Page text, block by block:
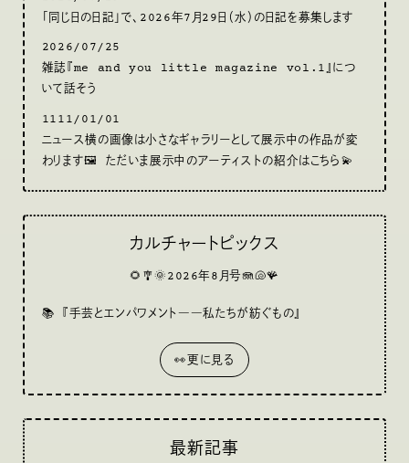
「同じ日の日記」で、2026年7月29日（水）の日記を募集します
2026/07/25
雑誌『me and you little magazine vol.1』につ
いて話そう
1111/01/01
ニュース横の画像は小さなギャラリーとして展示中の作品が変
わります🖼 ただいま展示中のアーティストの紹介はこちら💫
カルチャートピックス
🌻🎐🌞2026年8月号🪼🐚🪸
📚 『手芸とエンパワメント――私たちが紡ぐもの』
👀更に見る
最新記事